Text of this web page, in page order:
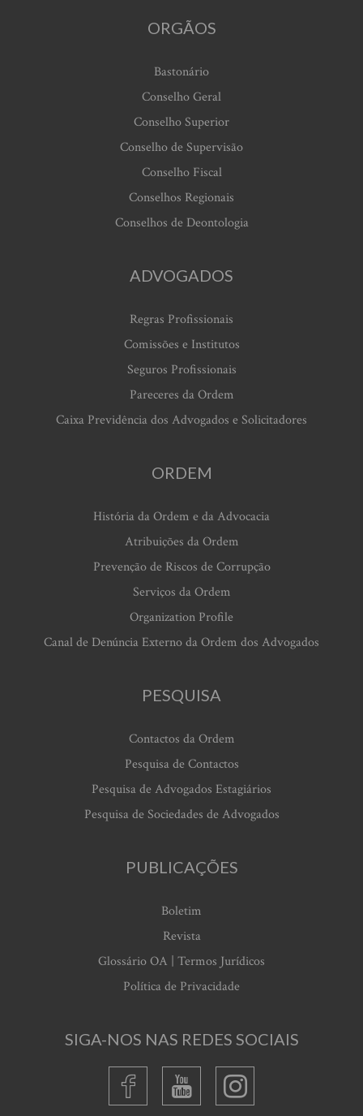
ORGÃOS
Bastonário
Conselho Geral
Conselho Superior
Conselho de Supervisão
Conselho Fiscal
Conselhos Regionais
Conselhos de Deontologia
ADVOGADOS
Regras Profissionais
Comissões e Institutos
Seguros Profissionais
Pareceres da Ordem
Caixa Previdência dos Advogados e Solicitadores
ORDEM
História da Ordem e da Advocacia
Atribuições da Ordem
Prevenção de Riscos de Corrupção
Serviços da Ordem
Organization Profile
Canal de Denúncia Externo da Ordem dos Advogados
PESQUISA
Contactos da Ordem
Pesquisa de Contactos
Pesquisa de Advogados Estagiários
Pesquisa de Sociedades de Advogados
PUBLICAÇÕES
Boletim
Revista
Glossário OA | Termos Jurídicos
Política de Privacidade
SIGA-NOS NAS REDES SOCIAIS